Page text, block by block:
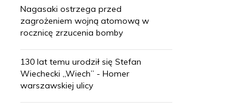
Nagasaki ostrzega przed
zagrożeniem wojną atomową w
rocznicę zrzucenia bomby
130 lat temu urodził się Stefan
Wiechecki „Wiech” - Homer
warszawskiej ulicy